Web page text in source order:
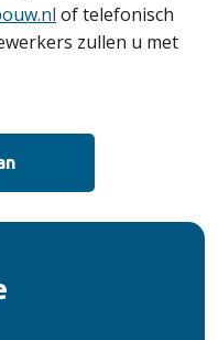
of telefonisch
zullen u met